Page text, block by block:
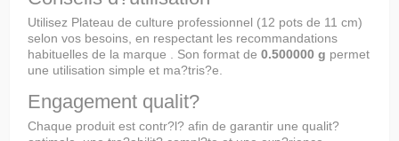
Utilisez Plateau de culture professionnel (12 pots de 11 cm)
selon vos besoins, en respectant les recommandations
habituelles de la marque . Son format de 0.500000 g permet
une utilisation simple et ma?tris?e.
Engagement qualit?
Chaque produit est contr?l? afin de garantir une qualit?